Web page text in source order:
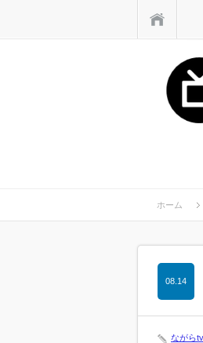
ホーム
08.14
ながら